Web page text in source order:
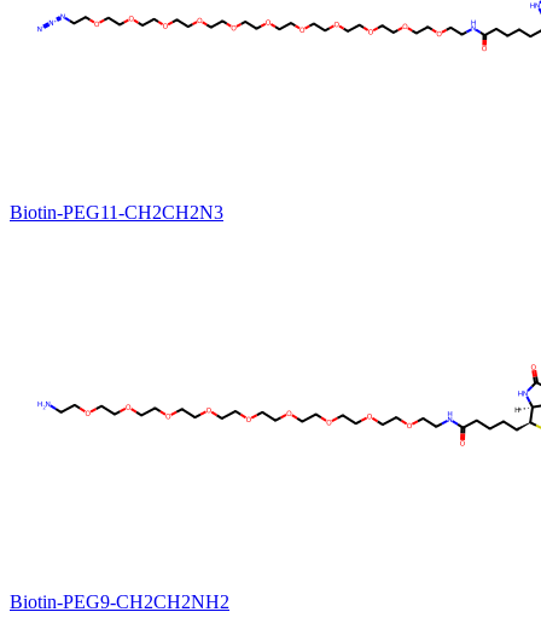
Biotin-PEG11-CH2CH2N3
Biotin-PEG9-CH2CH2NH2